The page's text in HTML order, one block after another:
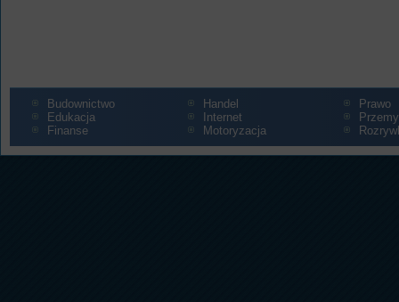
Budownictwo
Edukacja
Finanse
Handel
Internet
Motoryzacja
Prawo